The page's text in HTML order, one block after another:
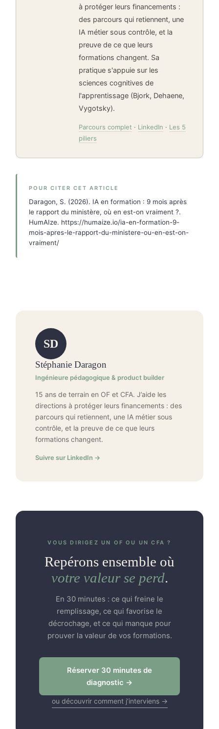
à protéger leurs financements :
des parcours qui retiennent, une
IA métier sous contrôle, et la
preuve de ce que leurs
formations changent. Sa
pratique s'appuie sur les
sciences cognitives de
l'apprentissage (Bjork, Dehaene,
Vygotsky).
Parcours complet · LinkedIn · Les 5
piliers
POUR CITER CET ARTICLE
Daragon, S. (2026). IA en formation : 9 mois après
le rapport du ministère, où en est-on vraiment ?.
HumAIze. https://humaize.io/ia-en-formation-9-
mois-apres-le-rapport-du-ministere-ou-en-est-on-
vraiment/
SD
Stéphanie Daragon
Ingénieure pédagogique & product builder
15 ans de terrain en OF et CFA. J’aide les
directions à protéger leurs financements : des
parcours qui retiennent, une IA métier sous
contrôle, et la preuve de ce que leurs
formations changent.
Suivre sur LinkedIn →
VOUS DIRIGEZ UN OF OU UN CFA ?
Repérons ensemble où
votre valeur se perd.
En 30 minutes : ce qui freine le
remplissage, ce qui favorise le
décrochage, et ce qui manque pour
prouver la valeur de vos formations.
Réserver 30 minutes de
diagnostic →
ou découvrir comment j’interviens →